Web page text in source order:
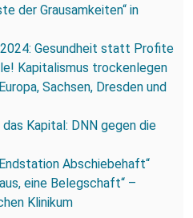
der Grausamkeiten“ in
Gesundheit statt Profite
Kapitalismus trockenlegen
Sachsen, Dresden und
Kapital: DNN gegen die
Abschiebehaft“
eine Belegschaft“ –
Klinikum